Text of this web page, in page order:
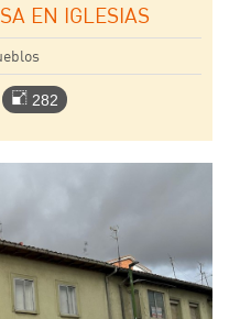
EN IGLESIAS
282